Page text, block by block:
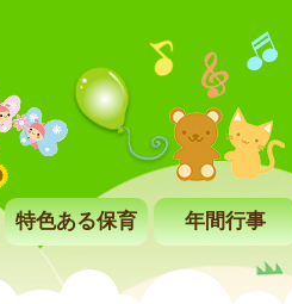
特色ある保育 年間行事